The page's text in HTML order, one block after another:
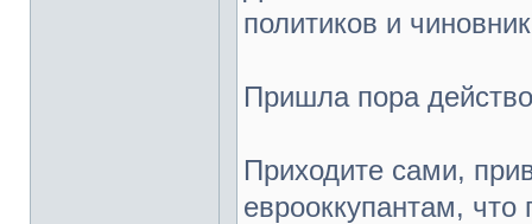
политиков и
Пришла пора
Приходите сами,
еврооккупантам, что